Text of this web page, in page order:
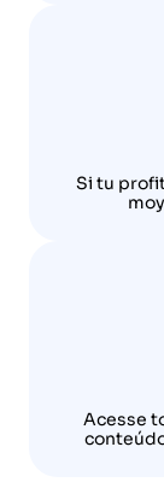
Si tu
Acesse